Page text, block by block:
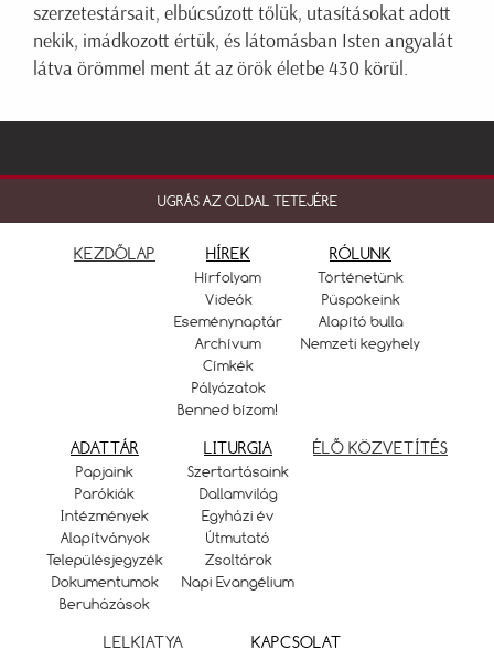
szerzetestársait, elbúcsúzott tőlük, utasításokat adott
nekik, imádkozott értük, és látomásban Isten angyalát
látva örömmel ment át az örök életbe 430 körül.
UGRÁS AZ OLDAL TETEJÉRE
KEZDŐLAP HÍREK
Hírfolyam
Videók
Eseménynaptár
Archívum
Címkék
Pályázatok
Benned bízom!
RÓLUNK
Történetünk
Püspökeink
Alapító bulla
Nemzeti kegyhely
ADATTÁR
Papjaink
Parókiák
Intézmények
Alapítványok
Településjegyzék
Dokumentumok
Beruházások
LITURGIA
Szertartásaink
Dallamvilág
Egyházi év
Útmutató
Zsoltárok
Napi Evangélium
ÉLŐ KÖZVETÍTÉS
LELKIATYA KAPCSOLAT